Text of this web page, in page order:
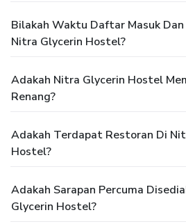
Bilakah Waktu Daftar Masuk
Nitra Glycerin Hostel?
Adakah Nitra Glycerin Hostel
Renang?
Adakah Terdapat Restoran Di
Hostel?
Adakah Sarapan Percuma
Glycerin Hostel?